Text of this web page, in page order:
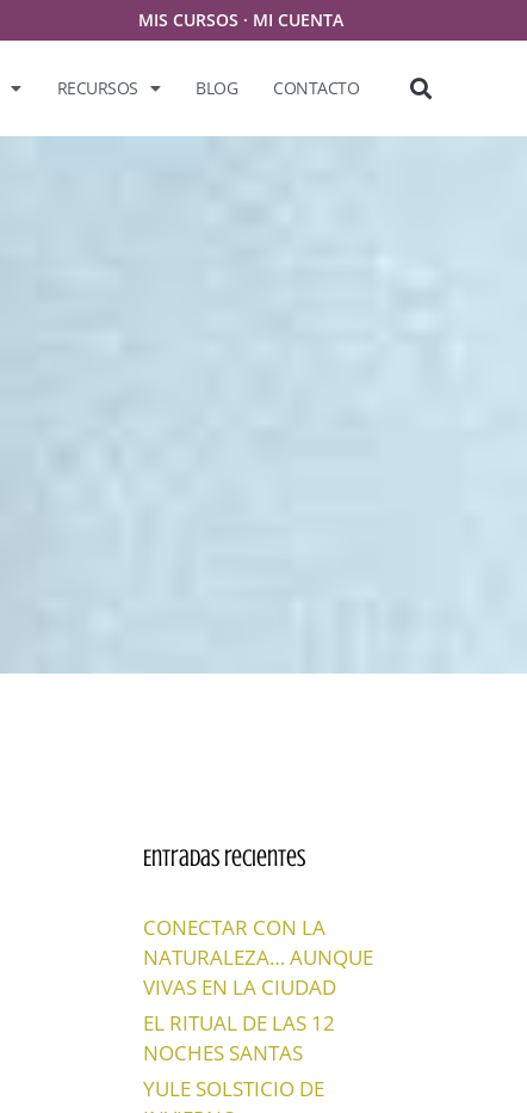
MIS CURSOS · MI CUENTA
RECURSOS BLOG CONTACTO
Entradas recientes
CONECTAR CON LA
NATURALEZA… AUNQUE
VIVAS EN LA CIUDAD
EL RITUAL DE LAS 12
NOCHES SANTAS
YULE SOLSTICIO DE